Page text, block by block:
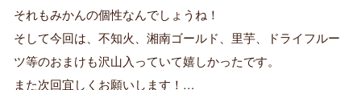
者
それもみかんの個性なんでしょうね！
そして今回は、不知火、湘南ゴールド、里芋、ドライフルー
ツ等のおまけも沢山入っていて嬉しかったです。
また次回宜しくお願いします！…